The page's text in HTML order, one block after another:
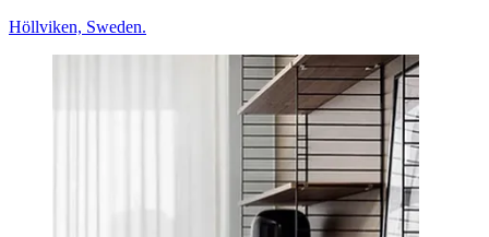
Höllviken, Sweden.